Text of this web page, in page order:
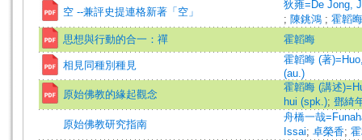
空 --兼評史提連格新著「空」
狄雍=De Jong,
; 陳銚鴻 ; 霍韜晦
思想與行動的合一：禪
霍韜晦
相見同種別種見
霍韜晦 (著
(au.)
原始佛教的緣起觀念
霍韜晦 (講述
hui (spk.); 鄧綺
原始佛教研究指南
舟橋一哉
Issai; 卓榮香;